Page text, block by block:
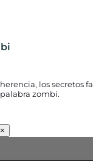
los secretos
zombi.
×